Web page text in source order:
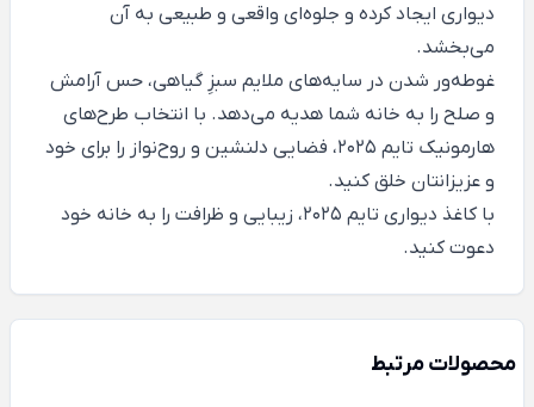
دیواری ایجاد کرده و جلوه‌ای واقعی و طبیعی به آن
می‌بخشد.
غوطه‌ور شدن در سایه‌های ملایم سبزِ گیاهی، حس آرامش
و صلح را به خانه شما هدیه می‌دهد. با انتخاب طرح‌های
هارمونیک تایم 2025، فضایی دلنشین و روح‌نواز را برای خود
و عزیزانتان خلق کنید.
با کاغذ دیواری تایم 2025، زیبایی و ظرافت را به خانه خود
دعوت کنید.
محصولات مرتبط